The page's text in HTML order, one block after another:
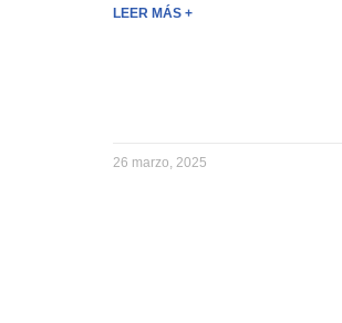
LEER MÁS +
26 marzo, 2025